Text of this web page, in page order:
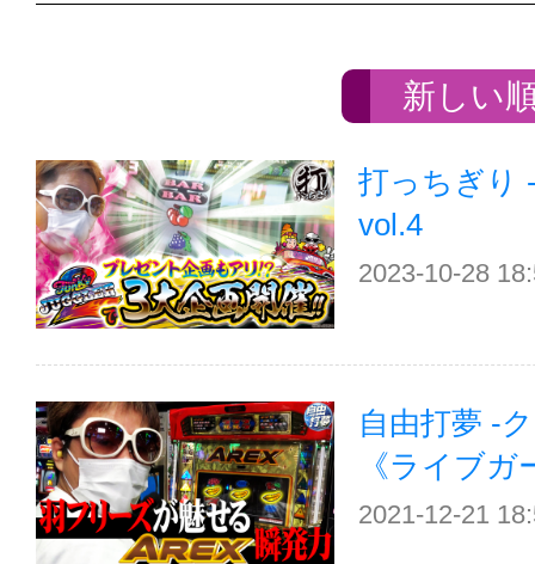
新しい
打っちぎり
vol.4
2023-10-28
自由打夢 -
《ライブ
2021-12-21